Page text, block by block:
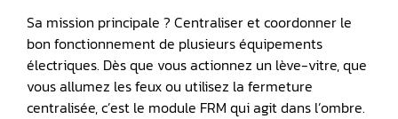
Sa mission principale ? Centraliser et coordonner le
bon fonctionnement de plusieurs équipements
électriques. Dès que vous actionnez un lève-vitre, que
vous allumez les feux ou utilisez la fermeture
centralisée, c’est le module FRM qui agit dans l’ombre.